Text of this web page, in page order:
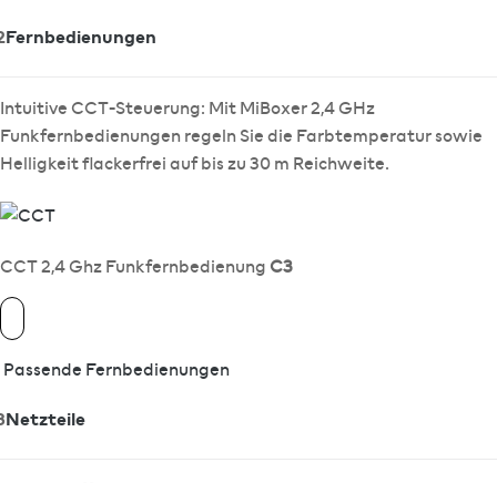
Fernbedienungen
Intuitive CCT-Steuerung: Mit MiBoxer 2,4 GHz
Funkfernbedienungen regeln Sie die Farbtemperatur sowie
Helligkeit flackerfrei auf bis zu 30 m Reichweite.
CCT 2,4 Ghz Funkfernbedienung C3
Passende Fernbedienungen
Netzteile